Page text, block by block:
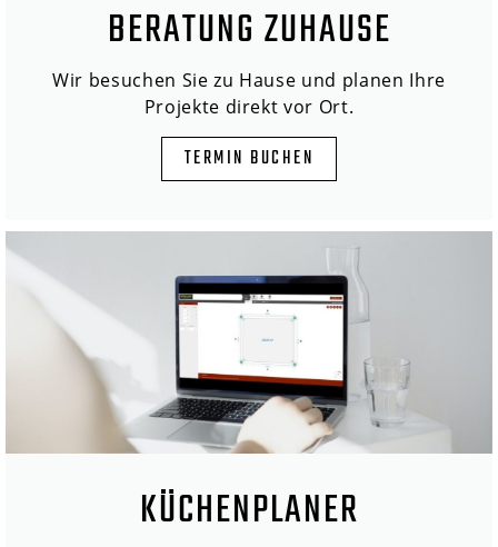
BERATUNG ZUHAUSE
Wir besuchen Sie zu Hause und planen Ihre
Projekte direkt vor Ort.
TERMIN BUCHEN
KÜCHENPLANER